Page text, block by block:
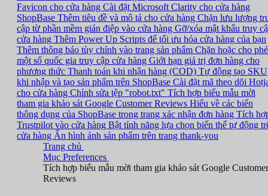
Favicon cho cửa hàng Cài đặt Microsoft Clarity cho cửa hàng
ShopBase Thêm tiêu đề và mô tả cho cửa hàng Chặn lưu lượng
cập từ phần mềm gián điệp vào cửa hàng Gỡ/xóa mật khẩu truy
cửa hàng Thêm Power Up Scripts để tối ưu hóa cửa hàng của bạn
Thêm thông báo tùy chỉnh vào trang sản phẩm Chặn hoặc cho
một số quốc gia truy cập cửa hàng Giới hạn giá trị đơn hàng cho
phương thức Thanh toán khi nhận hàng (COD) Tự động tạo SKU
khi nhập và tạo sản phẩm trên ShopBase Cài đặt mã theo dõi
cho cửa hàng Chỉnh sửa tệp "robot.txt" Tích hợp biểu mẫu mời
tham gia khảo sát Google Customer Reviews Hiểu về các biến
thông dụng của ShopBase trong trang xác nhận đơn hàng Tích
Trustpilot vào cửa hàng Bật tính năng lựa chọn biến thể tự động
cửa hàng Ẩn hình ảnh sản phẩm trên trang thank-you
Trang chủ
Mục Preferences
Tích hợp biểu mẫu mời tham gia khảo sát Google Customer
Reviews